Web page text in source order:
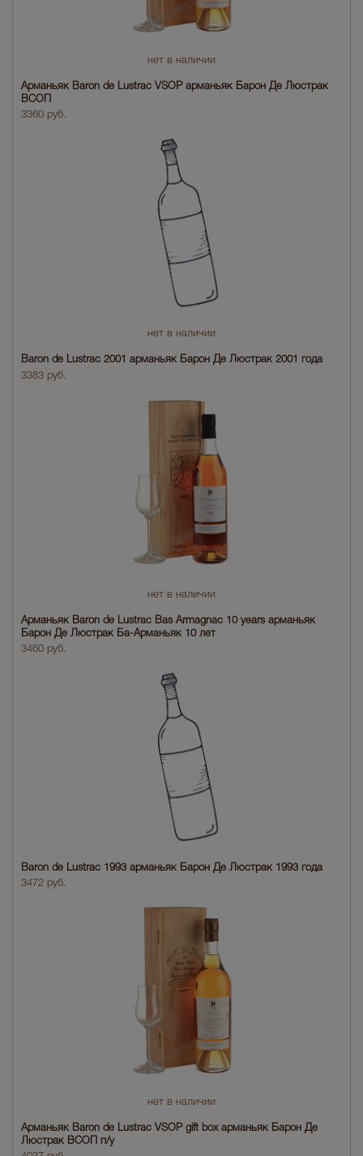
нет в наличии
Арманьяк Baron de Lustrac VSOP арманьяк Барон Де Люстрак
ВСОП
3360 руб.
нет в наличии
Baron de Lustrac 2001 арманьяк Барон Де Люстрак 2001 года
3383 руб.
нет в наличии
Арманьяк Baron de Lustrac Bas Armagnac 10 years арманьяк
Барон Де Люстрак Ба-Арманьяк 10 лет
3460 руб.
Baron de Lustrac 1993 арманьяк Барон Де Люстрак 1993 года
3472 руб.
нет в наличии
Арманьяк Baron de Lustrac VSOP gift box арманьяк Барон Де
Люстрак ВСОП п/у